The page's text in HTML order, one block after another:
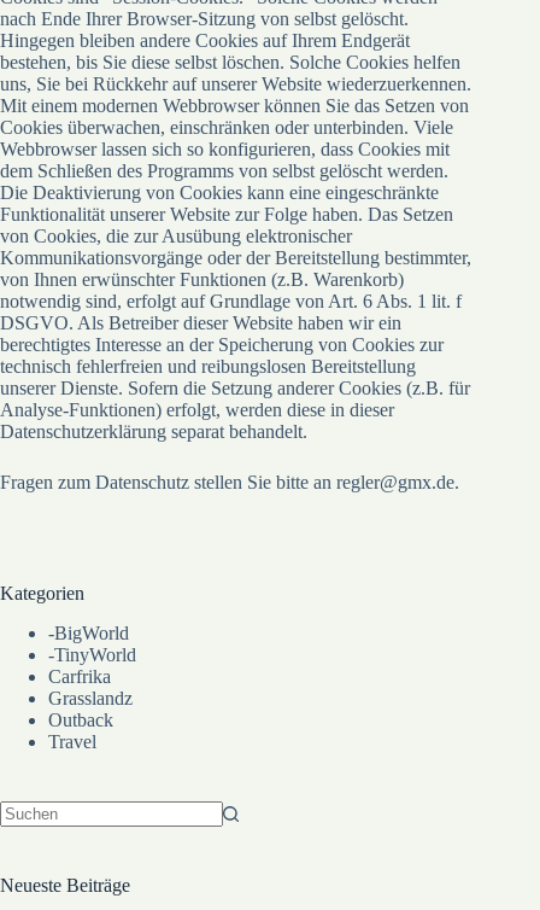
nach Ende Ihrer Browser-Sitzung von selbst gelöscht.
Hingegen bleiben andere Cookies auf Ihrem Endgerät
bestehen, bis Sie diese selbst löschen. Solche Cookies helfen
uns, Sie bei Rückkehr auf unserer Website wiederzuerkennen.
Mit einem modernen Webbrowser können Sie das Setzen von
Cookies überwachen, einschränken oder unterbinden. Viele
Webbrowser lassen sich so konfigurieren, dass Cookies mit
dem Schließen des Programms von selbst gelöscht werden.
Die Deaktivierung von Cookies kann eine eingeschränkte
Funktionalität unserer Website zur Folge haben. Das Setzen
von Cookies, die zur Ausübung elektronischer
Kommunikationsvorgänge oder der Bereitstellung bestimmter,
von Ihnen erwünschter Funktionen (z.B. Warenkorb)
notwendig sind, erfolgt auf Grundlage von Art. 6 Abs. 1 lit. f
DSGVO. Als Betreiber dieser Website haben wir ein
berechtigtes Interesse an der Speicherung von Cookies zur
technisch fehlerfreien und reibungslosen Bereitstellung
unserer Dienste. Sofern die Setzung anderer Cookies (z.B. für
Analyse-Funktionen) erfolgt, werden diese in dieser
Datenschutzerklärung separat behandelt.
Fragen zum Datenschutz stellen Sie bitte an regler@gmx.de.
Kategorien
-BigWorld
-TinyWorld
Carfrika
Grasslandz
Outback
Travel
Neueste Beiträge